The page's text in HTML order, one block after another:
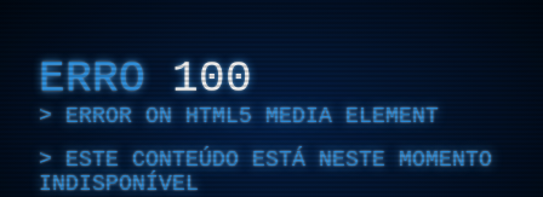
ERRO 100
ERROR ON HTML5 MEDIA ELEMENT
ESTE CONTEÚDO ESTÁ NESTE MOMENTO
INDISPONÍVEL